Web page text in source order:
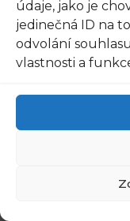
údaje, jako je
jedinečná ID na
odvolání
vlastnosti a
cennosti ⁣v
nejsou
Aby bylo⁢
jako ⁣jsou
zámky
ukradne